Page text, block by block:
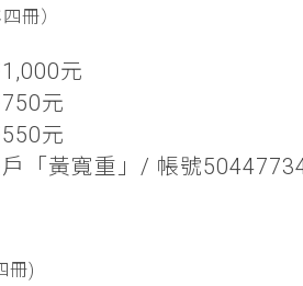
冊）
元
元
元
「黃寬重」/ 帳號
冊)